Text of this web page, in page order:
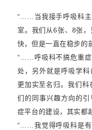
“……当我接手呼吸科主
室。我们从6张、8张
快，但是一直在稳步的
“……呼吸科不搞危重症
处，另外就是呼吸学
更加实至名归。我们
们的同事兴趣方向的
症平台的建设，其实
“……我觉得呼吸科是有